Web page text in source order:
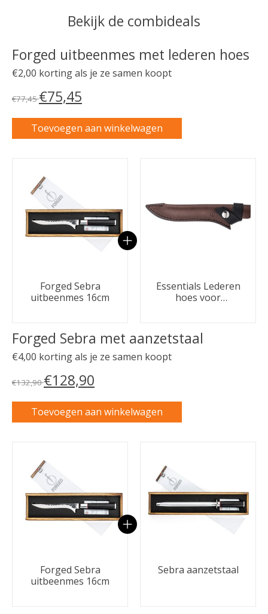
Bekijk de combideals
Forged uitbeenmes met lederen hoes
€2,00 korting als je ze samen koopt
€77,45€75,45
Toevoegen aan winkelwagen
Forged Sebra
uitbeenmes 16cm
Essentials Lederen
hoes voor
Forged Sebra met aanzetstaal
€4,00 korting als je ze samen koopt
€132,90€128,90
Toevoegen aan winkelwagen
Forged Sebra
uitbeenmes 16cm
Sebra aanzetstaal